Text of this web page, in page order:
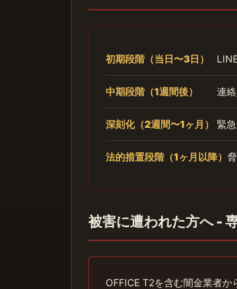
初期段階（当日〜3日）
中期段階（1週間後） 連
深刻化（2週間〜1ヶ月） 緊
法的措置段階（1ヶ月以降）
被害に遭われた方へ -
OFFICE T2を含む闇金業者